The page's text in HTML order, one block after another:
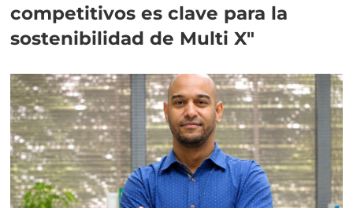
competitivos es clave para la
sostenibilidad de Multi X"